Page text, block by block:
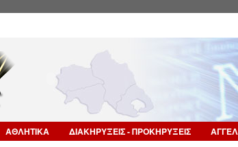
ΑΘΛΗΤΙΚΑ ΔΙΑΚΗΡΥΞΕΙΣ - ΠΡΟΚΗΡΥΞΕΙΣ